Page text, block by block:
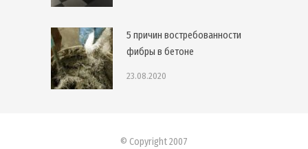
5 причин востребованности
фибры в бетоне
23.08.2020
© Copyright 2007